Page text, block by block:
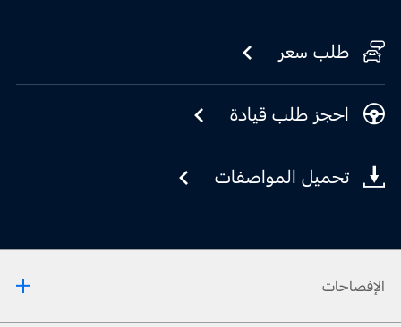
طلب سعر
احجز طلب قيادة
تحميل المواصفات
الإفصاحات